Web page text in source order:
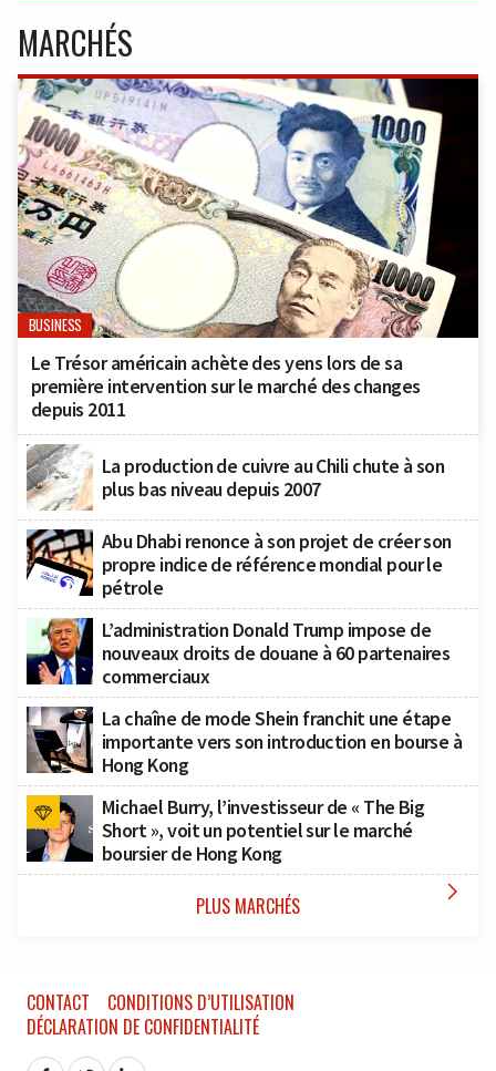
MARCHÉS
BUSINESS
Le Trésor américain achète des yens lors de sa
première intervention sur le marché des changes
depuis 2011
La production de cuivre au Chili chute à son
plus bas niveau depuis 2007
Abu Dhabi renonce à son projet de créer son
propre indice de référence mondial pour le
pétrole
L’administration Donald Trump impose de
nouveaux droits de douane à 60 partenaires
commerciaux
La chaîne de mode Shein franchit une étape
importante vers son introduction en bourse à
Hong Kong
Michael Burry, l’investisseur de « The Big
Short », voit un potentiel sur le marché
boursier de Hong Kong
PLUS MARCHÉS 
CONTACT
CONDITIONS D’UTILISATION
DÉCLARATION DE CONFIDENTIALITÉ